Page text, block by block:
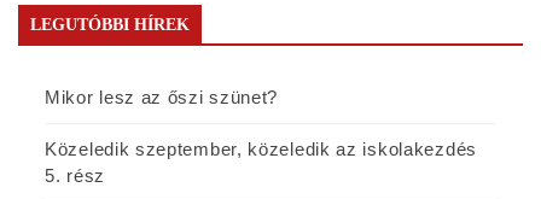
LEGUTÓBBI HÍREK
Mikor lesz az őszi szünet?
Közeledik szeptember, közeledik az iskolakezdés
5. rész